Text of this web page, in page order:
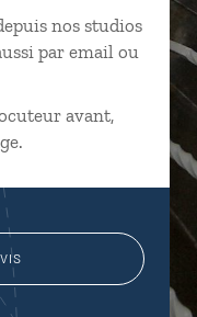
nos studios
par email ou
avant,